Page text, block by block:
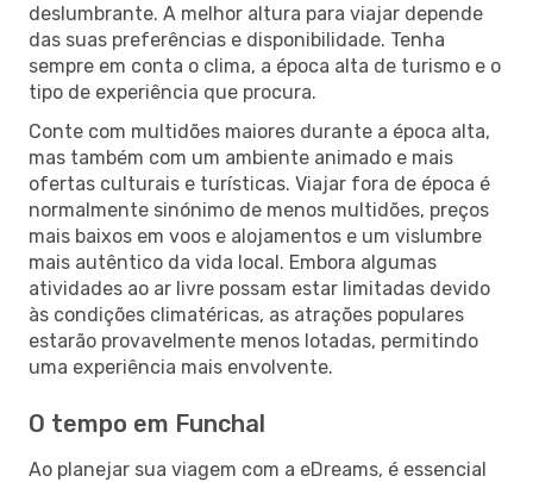
deslumbrante. A melhor altura para viajar depende
das suas preferências e disponibilidade. Tenha
sempre em conta o clima, a época alta de turismo e o
tipo de experiência que procura.
Conte com multidões maiores durante a época alta,
mas também com um ambiente animado e mais
ofertas culturais e turísticas. Viajar fora de época é
normalmente sinónimo de menos multidões, preços
mais baixos em voos e alojamentos e um vislumbre
mais autêntico da vida local. Embora algumas
atividades ao ar livre possam estar limitadas devido
às condições climatéricas, as atrações populares
estarão provavelmente menos lotadas, permitindo
uma experiência mais envolvente.
O tempo em Funchal
Ao planejar sua viagem com a eDreams, é essencial